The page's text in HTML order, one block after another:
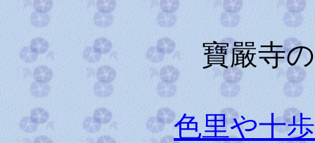
寶嚴寺の山
色里や十